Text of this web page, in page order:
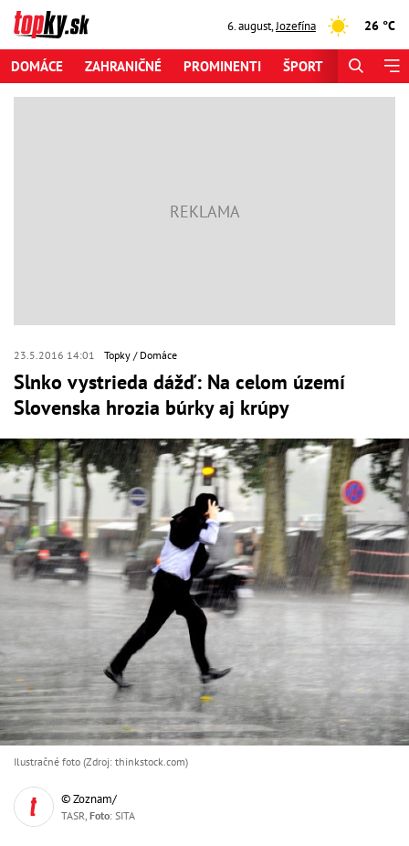
6. august,Jozefína 26 °C
DOMÁCE ZAHRANIČNÉ PROMINENTI ŠPORT
23.5.2016 14:01 Topky Domáce
Slnko vystrieda dážď: Na celom území
Slovenska hrozia búrky aj krúpy
Ilustračné foto (Zdroj: thinkstock.com)
© Zoznam/
TASR, Foto: SITA